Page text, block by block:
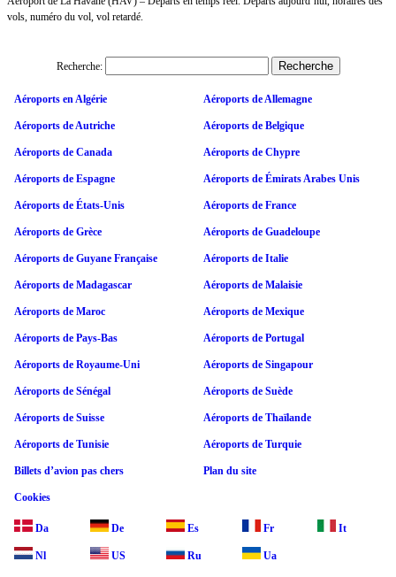
vols, numéro du vol, vol retardé.
Recherche:
Aéroports en Algérie Aéroports de Allemagne
Aéroports de Autriche Aéroports de Belgique
Aéroports de Canada Aéroports de Chypre
Aéroports de Espagne Aéroports de Émirats Arabes Unis
Aéroports de États-Unis Aéroports de France
Aéroports de Grèce Aéroports de Guadeloupe
Aéroports de Guyane Française Aéroports de Italie
Aéroports de Madagascar Aéroports de Malaisie
Aéroports de Maroc Aéroports de Mexique
Aéroports de Pays-Bas Aéroports de Portugal
Aéroports de Royaume-Uni Aéroports de Singapour
Aéroports de Sénégal Aéroports de Suède
Aéroports de Suisse Aéroports de Thaïlande
Aéroports de Tunisie Aéroports de Turquie
Billets d’avion pas chers Plan du site
Cookies
Da De Es Fr It
Nl US Ru Ua